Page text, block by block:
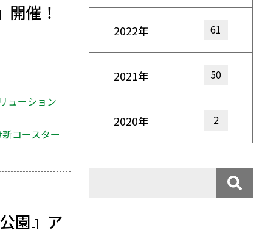
開催！
ューション
コースター
園』ア
2022年 61
2021年 50
2020年 2